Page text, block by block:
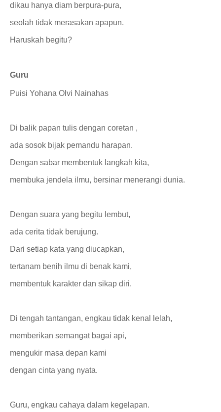
dikau hanya diam berpura-pura,
seolah tidak merasakan apapun.
Haruskah begitu?
Guru
Puisi Yohana Olvi Nainahas
Di balik papan tulis dengan coretan ,
ada sosok bijak pemandu harapan.
Dengan sabar membentuk langkah kita,
membuka jendela ilmu, bersinar menerangi dunia.
Dengan suara yang begitu lembut,
ada cerita tidak berujung.
Dari setiap kata yang diucapkan,
tertanam benih ilmu di benak kami,
membentuk karakter dan sikap diri.
Di tengah tantangan, engkau tidak kenal lelah,
memberikan semangat bagai api,
mengukir masa depan kami
dengan cinta yang nyata.
Guru, engkau cahaya dalam kegelapan.